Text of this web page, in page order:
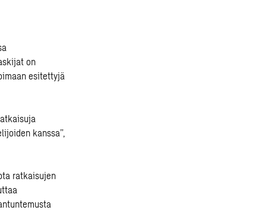
on
esitettyjä
kanssa”,
ratkaisujen